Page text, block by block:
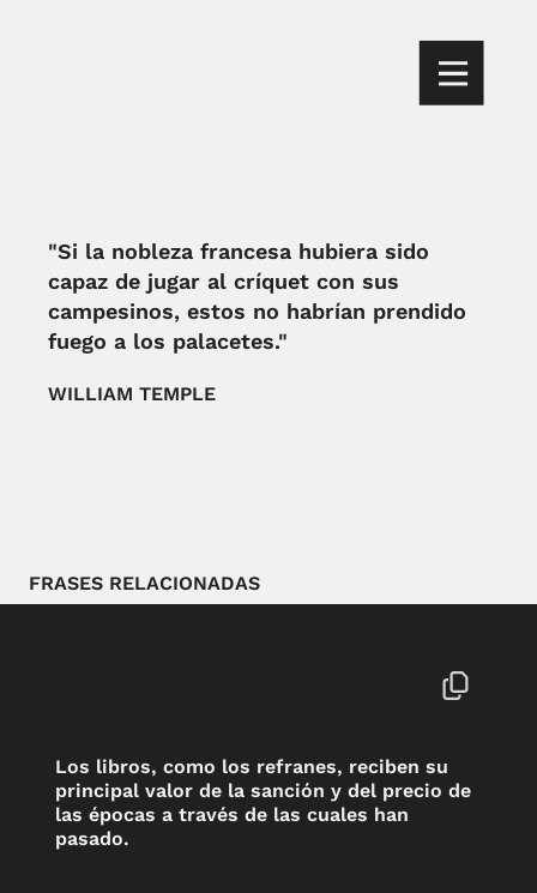
"Si la nobleza francesa hubiera sido
capaz de jugar al críquet con sus
campesinos, estos no habrían prendido
fuego a los palacetes."
WILLIAM TEMPLE
FRASES RELACIONADAS
Los libros, como los refranes, reciben su
principal valor de la sanción y del precio de
las épocas a través de las cuales han
pasado.